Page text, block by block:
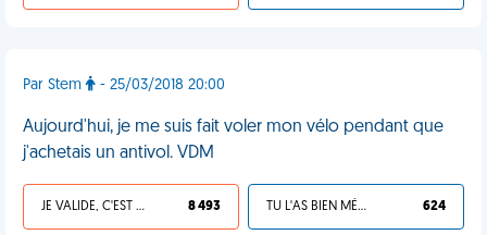
Par Stem - 25/03/2018 20:00
Aujourd'hui, je me suis fait voler mon vélo pendant que
j'achetais un antivol. VDM
JE VALIDE, C'EST UNE VDM 8 493 TU L'AS BIEN MÉRITÉ 624